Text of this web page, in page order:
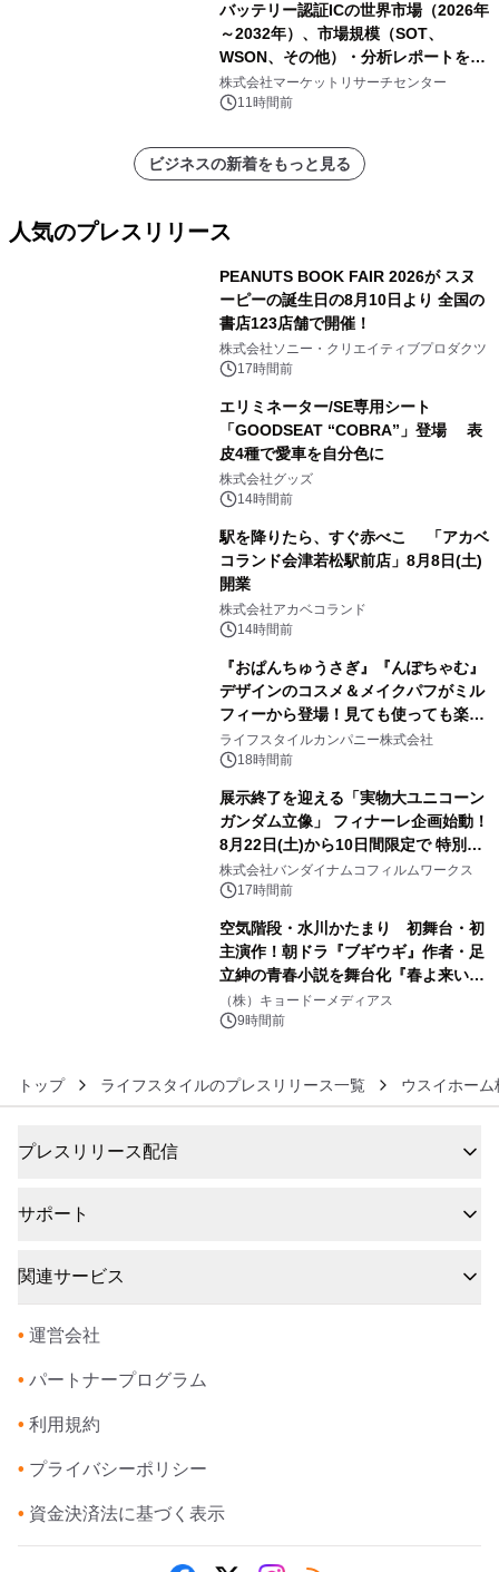
バッテリー認証ICの世界市場（2026年
～2032年）、市場規模（SOT、
WSON、その他）・分析レポートを発
表
株式会社マーケットリサーチセンター
11時間前
ビジネスの新着をもっと見る
人気のプレスリリース
PEANUTS BOOK FAIR 2026が スヌ
ーピーの誕生日の8月10日より 全国の
書店123店舗で開催！
株式会社ソニー・クリエイティブプロダクツ
17時間前
エリミネーター/SE専用シート
「GOODSEAT “COBRA”」登場 表
皮4種で愛車を自分色に
株式会社グッズ
14時間前
駅を降りたら、すぐ赤べこ 「アカベ
コランド会津若松駅前店」8月8日(土)
開業
株式会社アカベコランド
14時間前
『おぱんちゅうさぎ』『んぽちゃむ』
デザインのコスメ＆メイクパフがミル
フィーから登場！見ても使っても楽し
い、ポップでキュートなコレクショ
ン。
ライフスタイルカンパニー株式会社
18時間前
展示終了を迎える「実物大ユニコーン
ガンダム立像」 フィナーレ企画始動！
8月22日(土)から10日間限定で 特別映
像『UNICORN GUNDAM Statue ―
BEYOND POSSIBILITY ―』を上映！
株式会社バンダイナムコフィルムワークス
17時間前
空気階段・水川かたまり 初舞台・初
主演作！朝ドラ『ブギウギ』作者・足
立紳の青春小説を舞台化『春よ来い、
マジで来い』キービジュアル解禁！
（株）キョードーメディアス
9時間前
トップ ライフスタイルのプレスリリース一覧 ウスイホーム
プレスリリース配信
サポート
関連サービス
• 運営会社
• パートナープログラム
• 利用規約
• プライバシーポリシー
• 資金決済法に基づく表示